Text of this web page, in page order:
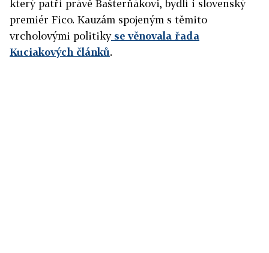
který patří právě Bašterňákovi, bydlí i slovenský
premiér Fico. Kauzám spojeným s těmito
vrcholovými politikyse věnovala řada
Kuciakových článků.